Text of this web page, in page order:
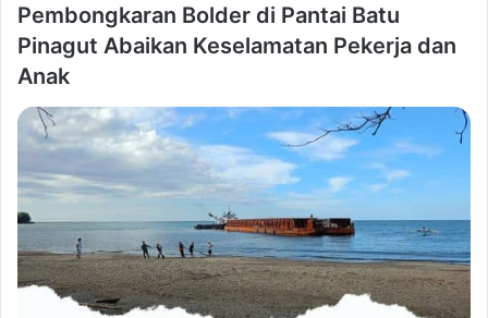
Pembongkaran Bolder di Pantai Batu
Pinagut Abaikan Keselamatan Pekerja dan
Anak